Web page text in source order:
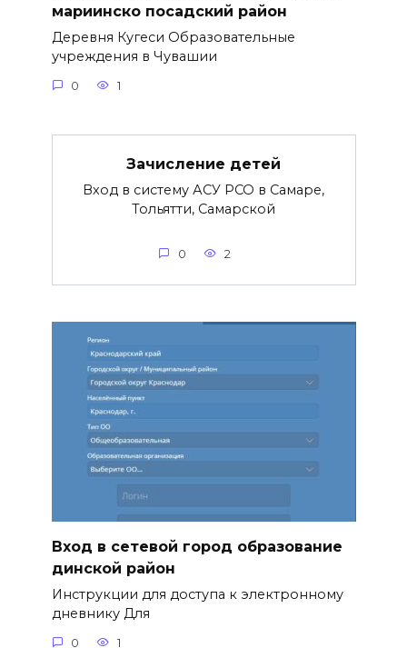
мариинско посадский район
Деревня Кугеси Образовательные
учреждения в Чувашии
0 1
Зачисление детей
Вход в систему АСУ РСО в Самаре,
Тольятти, Самарской
0 2
Вход в сетевой город образование
динской район
Инструкции для доступа к электронному
дневнику Для
0 1